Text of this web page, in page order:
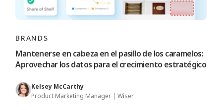
BRANDS
Mantenerse en cabeza en el pasillo de los caramelos:
Aprovechar los datos para el crecimiento estratégico
Kelsey McCarthy
Product Marketing Manager | Wiser